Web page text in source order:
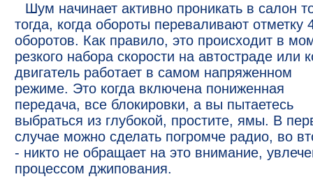
Шум начинает активно проникать в салон
тогда, когда обороты переваливают отметку
оборотов. Как правило, это происходит в
резкого набора скорости на автостраде или
двигатель работает в самом напряженном
режиме. Это когда включена пониженная
передача, все блокировки, а вы пытаетесь
выбраться из глубокой, простите, ямы. В
случае можно сделать погромче радио, во
- никто не обращает на это внимание,
процессом джипования.